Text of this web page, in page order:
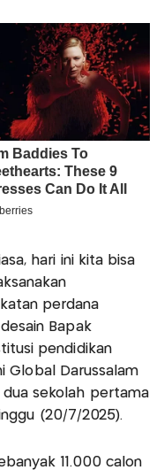
hari ini kita bisa
perdana
Bapak
pendidikan
Global Darussalam
dua sekolah pertama
(20/7/2025).
11.000 calon